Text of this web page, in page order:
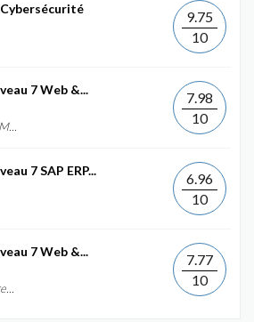
9.75
10
7 Web &...
7.98
10
7 SAP ERP...
6.96
10
7 Web &...
7.77
10